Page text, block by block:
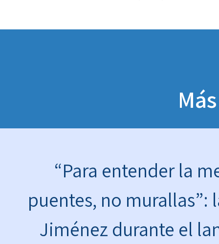
“Para entender la
puentes, no murallas”:
Jiménez durante el